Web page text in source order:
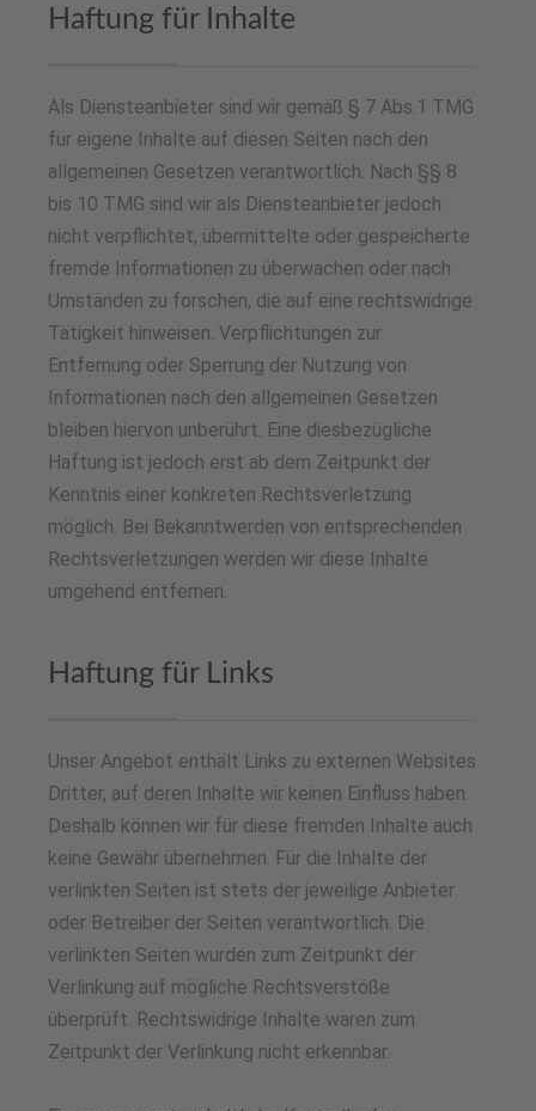
Haftung für Inhalte
Als Diensteanbieter sind wir gemäß § 7 Abs.1 TMG
für eigene Inhalte auf diesen Seiten nach den
allgemeinen Gesetzen verantwortlich. Nach §§ 8
bis 10 TMG sind wir als Diensteanbieter jedoch
nicht verpflichtet, übermittelte oder gespeicherte
fremde Informationen zu überwachen oder nach
Umständen zu forschen, die auf eine rechtswidrige
Tätigkeit hinweisen. Verpflichtungen zur
Entfernung oder Sperrung der Nutzung von
Informationen nach den allgemeinen Gesetzen
bleiben hiervon unberührt. Eine diesbezügliche
Haftung ist jedoch erst ab dem Zeitpunkt der
Kenntnis einer konkreten Rechtsverletzung
möglich. Bei Bekanntwerden von entsprechenden
Rechtsverletzungen werden wir diese Inhalte
umgehend entfernen.
Haftung für Links
Unser Angebot enthält Links zu externen Websites
Dritter, auf deren Inhalte wir keinen Einfluss haben.
Deshalb können wir für diese fremden Inhalte auch
keine Gewähr übernehmen. Für die Inhalte der
verlinkten Seiten ist stets der jeweilige Anbieter
oder Betreiber der Seiten verantwortlich. Die
verlinkten Seiten wurden zum Zeitpunkt der
Verlinkung auf mögliche Rechtsverstöße
überprüft. Rechtswidrige Inhalte waren zum
Zeitpunkt der Verlinkung nicht erkennbar.